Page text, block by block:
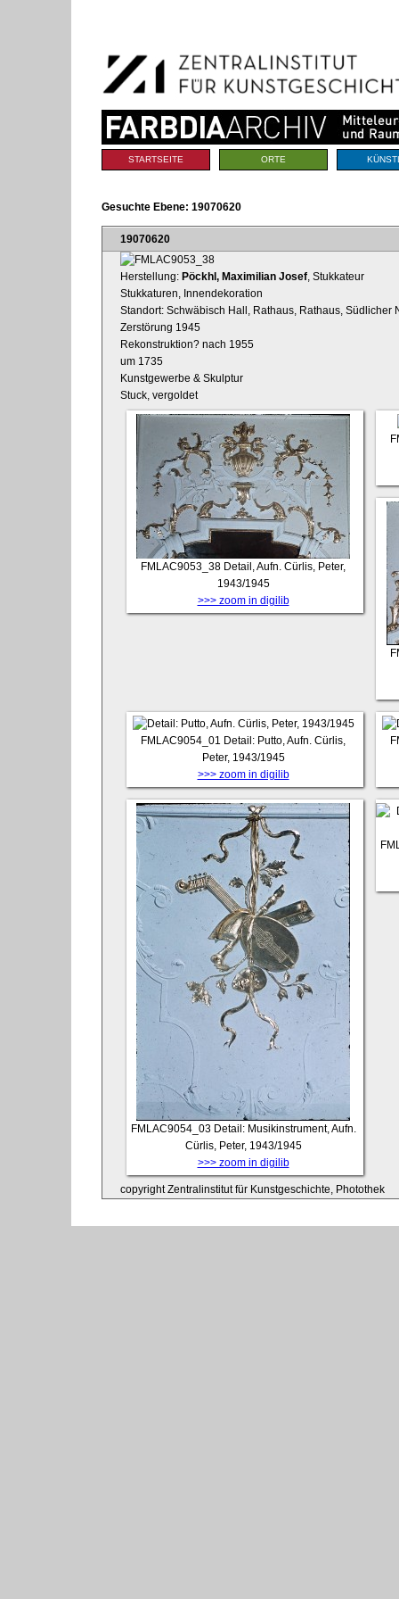
Navigation
Sektionen
STARTSEITE ORTE
Gesuchte Ebene: 19070620
19070620
Herstellung: Pöckhl, Maximilian Josef , Stukkateur
Stukkaturen, Innendekoration
Standort: Schwäbisch Hall, Rathaus, Rathaus, Südlicher
Zerstörung 1945
Rekonstruktion? nach 1955
um 1735
Kunstgewerbe & Skulptur
Stuck, vergoldet
FMLAC9053_38 Detail, Aufn. Cürlis, Peter,
1943/1945
>>> zoom in digilib
FMLAC9054_01 Detail: Putto, Aufn. Cürlis,
Peter, 1943/1945
>>> zoom in digilib
FMLAC9054_03 Detail: Musikinstrument, Aufn.
Cürlis, Peter, 1943/1945
>>> zoom in digilib
copyright Zentralinstitut für Kunstgeschichte, Photothek